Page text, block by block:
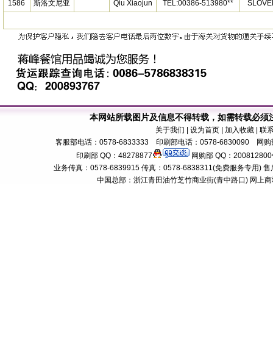
1586 斯洛文尼亚 Qiu Xiaojun TEL:00386-513980**
本网站所载图片及信息不得转载，如需转载必
关于我们
| 设为首页 | 加入收藏 |
客服部电话：0578-6833333 印刷部电话：0578-6830090 网
印刷部 QQ：48278877
网购部 QQ：200812800
业务传真：0578-6839915 传真：0578-6838311(免费服务专用)
中国总部：浙江青田油竹芝竹商业街(青中路口) 网上